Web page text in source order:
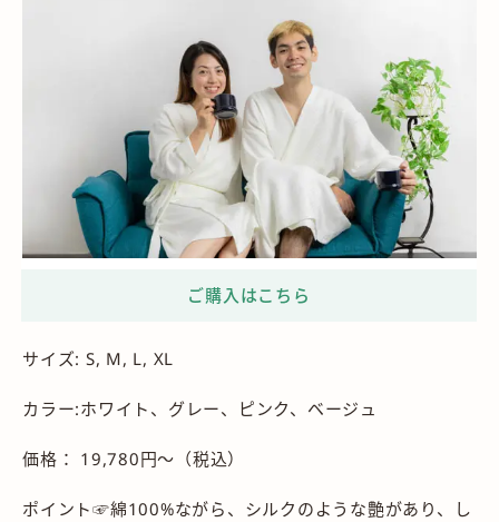
サイズ: S, M, L, XL
カラー:ホワイト、グレー、ピンク、ベージュ
価格： 19,780円～（税込）
ポイント☞綿100%ながら、シルクのような艶があり、し